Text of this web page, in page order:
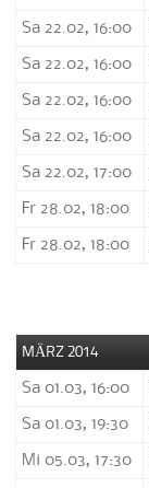
Sa 22.02, 16:00
Sa 22.02, 16:00
Sa 22.02, 16:00
Sa 22.02, 16:00
Sa 22.02, 17:00
Fr 28.02, 18:00
Fr 28.02, 18:00
MÄRZ 2014
Sa 01.03, 16:00
Sa 01.03, 19:30
Mi 05.03, 17:30